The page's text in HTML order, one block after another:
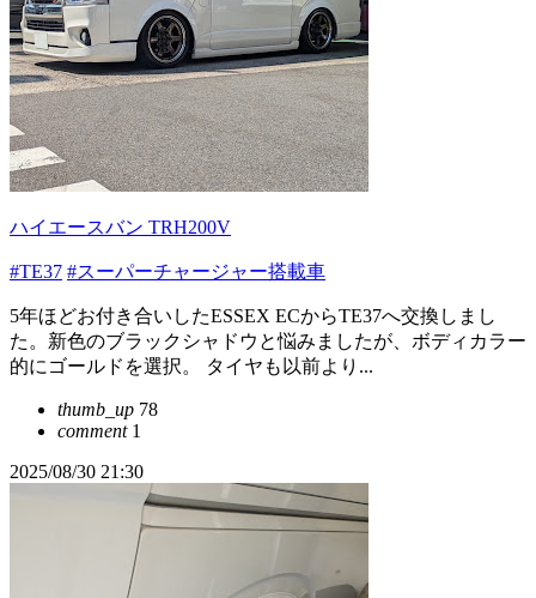
ハイエースバン TRH200V
#TE37 #スーパーチャージャー搭載車
5年ほどお付き合いしたESSEX ECからTE37へ交換しまし
た。新色のブラックシャドウと悩みましたが、ボディカラー
的にゴールドを選択。 タイヤも以前より...
thumb_up 78
comment1
2025/08/30 21:30